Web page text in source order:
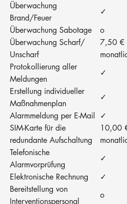
Überwachung
Brand/Feuer
✓
Überwachung Sabotage
o
Überwachung Scharf/
Unscharf
7,50 €
Protokollierung aller
Meldungen
✓
Erstellung individueller
Maßnahmenplan
✓
Alarmmeldung per E-Mail
✓
SIM-Karte für die
redundante Aufschaltung
10,00
Telefonische
Alarmvorprüfung
✓
Elektronische Rechnung
✓
Bereitstellung von
Interventionspersonal
o